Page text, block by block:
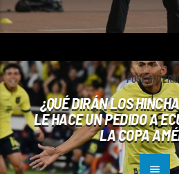
POST
¿QUÉ DIRÁN LOS
LE HACE UN PEDIDO A
LA COPA